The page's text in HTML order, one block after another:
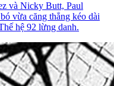
và Nicky Butt, Paul
vừa căng thẳng kéo dài
hệ 92 lừng danh.